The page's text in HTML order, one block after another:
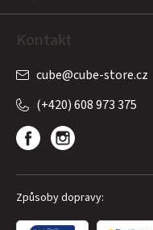
Kontakt
cube@cube-store.cz
(+420) 608 973 375
Způsoby dopravy: